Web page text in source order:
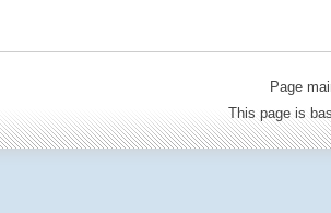
Page
This page is